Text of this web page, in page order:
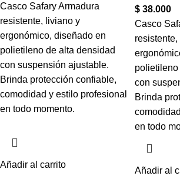
Casco Safary Armadura
resistente, liviano y
ergonómico, diseñado en
polietileno de alta densidad
con suspensión ajustable.
Brinda protección confiable,
comodidad y estilo profesional
en todo momento.
Añadir al carrito
$ 38.000
Casco
polietileno
con
Brinda
en todo
Añadir al